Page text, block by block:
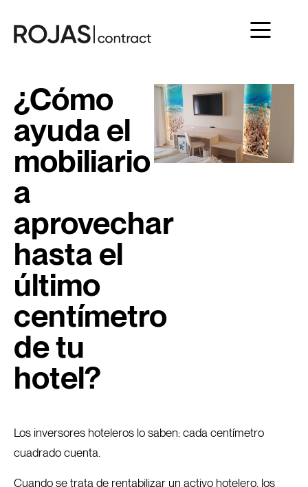
¿Cómo
ayuda el
mobiliario
a
aprovechar
hasta el
último
centímetro
de tu
hotel?
Los inversores hoteleros lo saben: cada centímetro
cuadrado cuenta.
Cuando se trata de rentabilizar un activo hotelero, los